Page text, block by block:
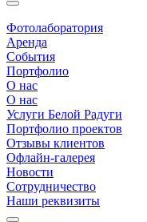
Фотолаборатория
Аренда
События
Портфолио
О нас
О нас
Услуги Белой Радуги
Портфолио проектов
Отзывы клиентов
Офлайн-галерея
Новости
Сотрудничество
Наши реквизиты